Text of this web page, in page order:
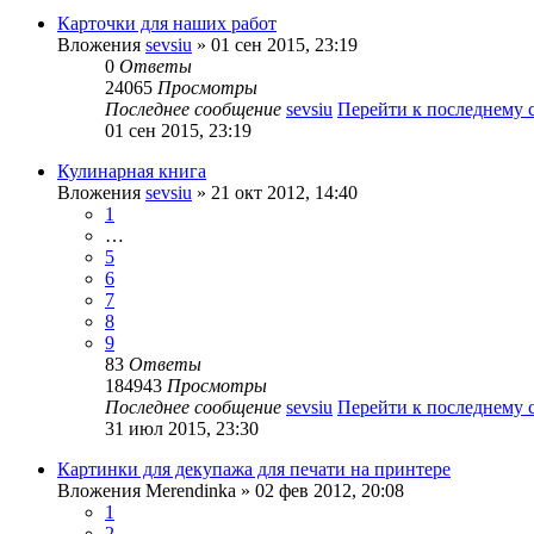
Карточки для наших работ
Вложения sevsiu » 01 сен 2015, 23:19
0 Ответы
24065 Просмотры
Последнее сообщение sevsiu Перейти к последнему
01 сен 2015, 23:19
Кулинарная книга
Вложения sevsiu » 21 окт 2012, 14:40
1
…
5
6
7
8
9
83 Ответы
184943 Просмотры
Последнее сообщение sevsiu Перейти к последнему
31 июл 2015, 23:30
Картинки для декупажа для печати на принтере
Вложения Merendinka » 02 фев 2012, 20:08
1